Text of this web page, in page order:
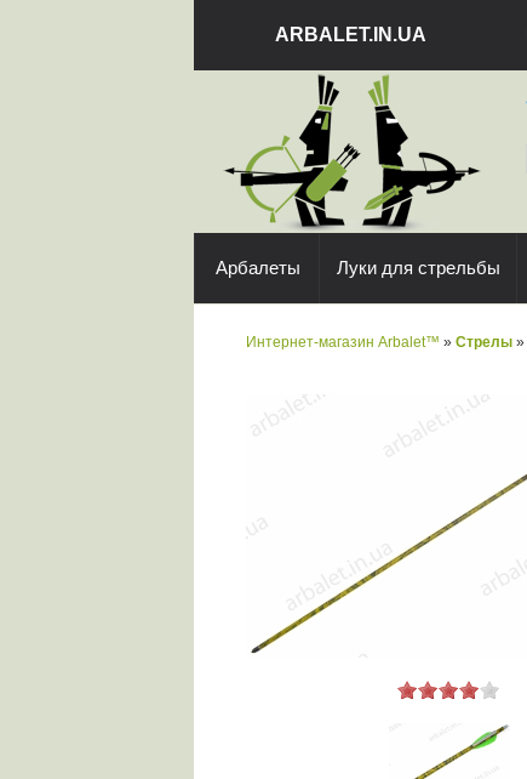
ARBALET.IN.UA
Арбалеты Луки для стрельбы
Интернет-магазин Arbalet™ » Стрелы »